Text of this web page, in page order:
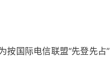
按国际电信联盟“先登先占”